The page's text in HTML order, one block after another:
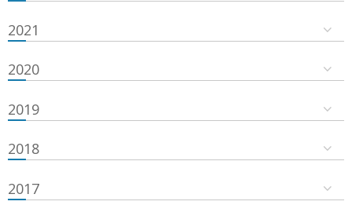
2021
2020
2019
2018
2017